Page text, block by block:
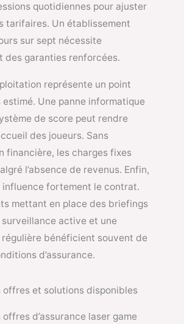
quotidiennes pour ajuster
tarifaires. Un établissement
sur sept nécessite
des garanties renforcées.
représente un point
estimé. Une panne informatique
de score peut rendre
des joueurs. Sans
financière, les charges fixes
l’absence de revenus. Enfin,
influence fortement le contrat.
mettant en place des briefings
active et une
bénéficient souvent de
d’assurance.
offres et solutions disponibles
offres d’assurance laser game